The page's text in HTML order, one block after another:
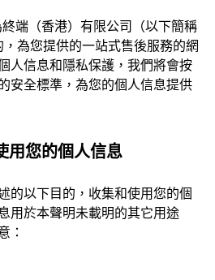
端（香港）有限公司（以下簡稱
，為您提供的一站式售後服務的網
人信息和隱私保護，我們將會按
安全標準，為您的個人信息提供
用您的個人信息
的以下目的，收集和使用您的個
用於本聲明未載明的其它用途
：